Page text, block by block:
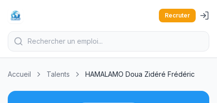
Recruter
Accueil Talents HAMALAMO Doua Zidéré Frédéric